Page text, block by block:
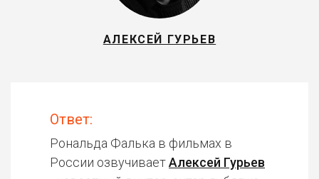
АЛЕКСЕЙ ГУРЬЕВ
Ответ:
Рональда Фалька в фильмах в
России озвучиваетАлексей Гурьев